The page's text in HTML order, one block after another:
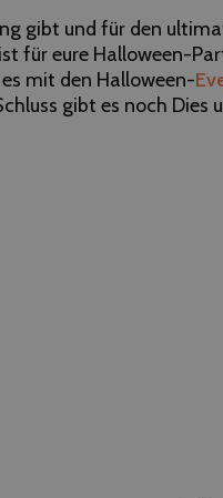
gibt und für den
für eure Halloween-
mit den Halloween-
gibt es noch Dies